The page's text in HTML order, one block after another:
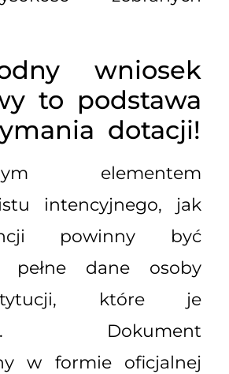
wniosek
to podstawa
dotacji!
elementem
intencyjnego, jak
powinny być
dane osoby
które je
Dokument
w formie oficjalnej